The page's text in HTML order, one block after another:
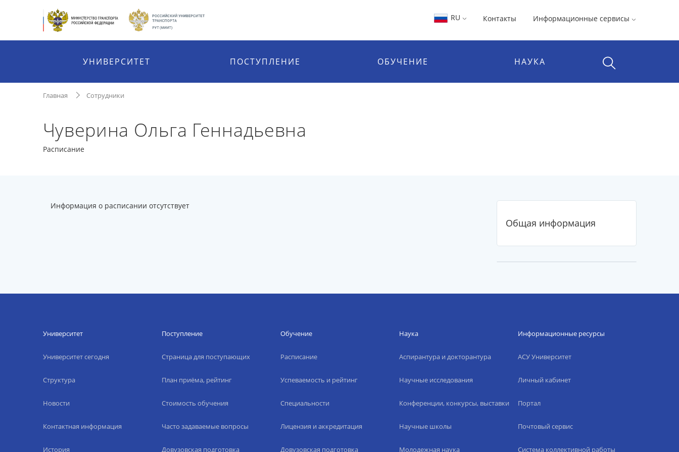
RU Контакты Информационные сервисы
УНИВЕРСИТЕТ ПОСТУПЛЕНИЕ ОБУЧЕНИЕ НАУКА
Главная Сотрудники
Чуверина Ольга Геннадьевна
Расписание
Информация о расписании отсутствует
Общая информация
Университет
Университет сегодня
Структура
Новости
Контактная информация
История
Поступление
Страница для поступающих
План приёма, рейтинг
Стоимость обучения
Часто задаваемые вопросы
Довузовская подготовка
Обучение
Расписание
Успеваемость и рейтинг
Специальности
Лицензия и аккредитация
Довузовская подготовка
Наука
Аспирантура и докторантура
Научные исследования
Конференции, конкурсы, выставки
Научные школы
Молодежная наука
Информационные ресурсы
АСУ Университет
Личный кабинет
Портал
Почтовый сервис
Система коллективной работы